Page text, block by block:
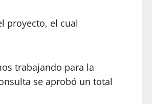
proyecto, el cual
trabajando para la
se aprobó un total